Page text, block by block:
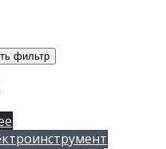
фильтр